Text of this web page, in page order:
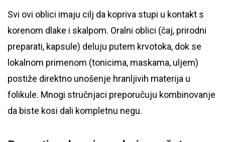
Svi ovi oblici imaju cilj da kopriva stupi u kontakt s
korenom dlake i skalpom. Oralni oblici (čaj, prirodni
preparati, kapsule) deluju putem krvotoka, dok se
lokalnom primenom (tonicima, maskama, uljem)
postiže direktno unošenje hranljivih materija u
folikule. Mnogi stručnjaci preporučuju kombinovanje
da biste kosi dali kompletnu negu.